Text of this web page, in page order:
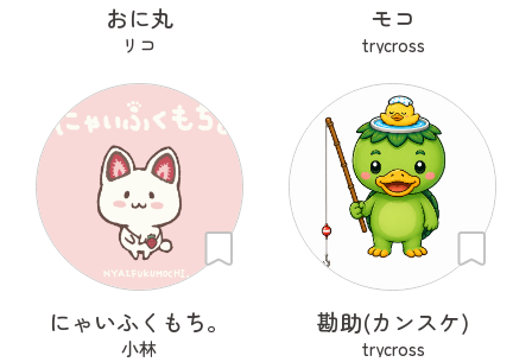
おに丸
リコ
モコ
trycross
にゃいふくもち。
小林
勘助(カンスケ)
trycross